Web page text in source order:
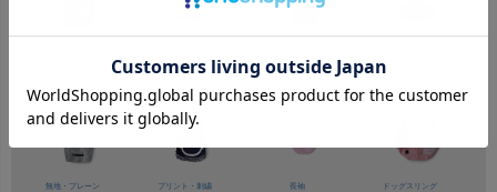
無地・プレーン プリント・刺繍 長袖 ドッグスリング